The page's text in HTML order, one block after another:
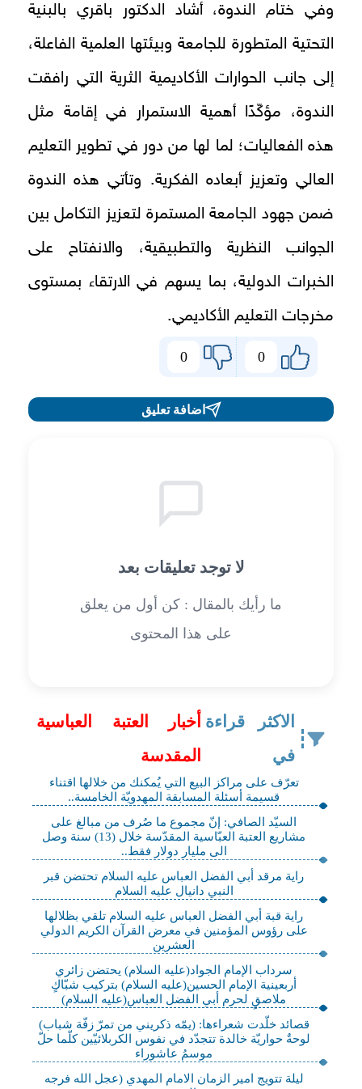
وفي ختام الندوة، أشاد الدكتور باقري بالبنية
التحتية المتطورة للجامعة وبيئتها العلمية الفاعلة،
إلى جانب الحوارات الأكاديمية الثرية التي رافقت
الندوة، مؤكّدًا أهمية الاستمرار في إقامة مثل
هذه الفعاليات؛ لما لها من دور في تطوير التعليم
العالي وتعزيز أبعاده الفكرية. وتأتي هذه الندوة
ضمن جهود الجامعة المستمرة لتعزيز التكامل بين
الجوانب النظرية والتطبيقية، والانفتاح على
الخبرات الدولية، بما يسهم في الارتقاء بمستوى
مخرجات التعليم الأكاديمي.
0
0
اضافة تعليق
لا توجد تعليقات بعد
ما رأيك بالمقال : كن أول من يعلق
على هذا المحتوى
الاكثر قراءة
في
أخبار العتبة العباسية
المقدسة
تعرّف على مراكز البيع التي يُمكنك من خلالها اقتناء
قسيمة أسئلة المسابقة المهدويّة الخامسة..
السيّد الصافي: إنّ مجموع ما صُرف من مبالغ على
مشاريع العتبة العبّاسية المقدّسة خلال (13) سنة وصل
الى مليار دولار فقط..
راية مرقد أبي الفضل العباس عليه السلام تحتضن قبر
النبي دانيال عليه السلام
راية قبة أبي الفضل العباس عليه السلام تلقي بظلالها
على رؤوس المؤمنين في معرض القرآن الكريم الدولي
العشرين
سرداب الإمام الجواد(عليه السلام) يحتضن زائري
أربعينية الإمام الحسين(عليه السلام) بتركيب شبّاكٍ
ملاصقٍ لحرم أبي الفضل العباس(عليه السلام)
قصائد خلّدت شعراءها: (يمّه ذكريني من تمرّ زفّة شباب)
لوحةٌ حواريّة خالدة تتجدّد في نفوس الكربلائيّين كلّما حلّ
موسمُ عاشوراء
ليلة تتويج امير الزمان الامام المهدي (عجل الله فرجه